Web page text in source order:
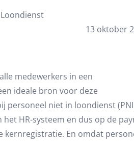
13 oktober
medewerkers in een
ideale bron voor deze
niet in loondienst
HR-systeem en dus op de
kernregistratie. En omdat